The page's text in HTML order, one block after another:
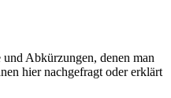
Abkürzungen, denen man
hier nachgefragt oder erklärt